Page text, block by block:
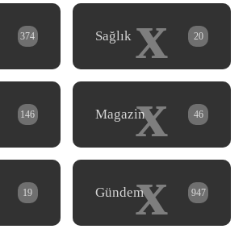
374 x
Sağlık 20
146 x
Magazin 46
19 x
Gündem 947